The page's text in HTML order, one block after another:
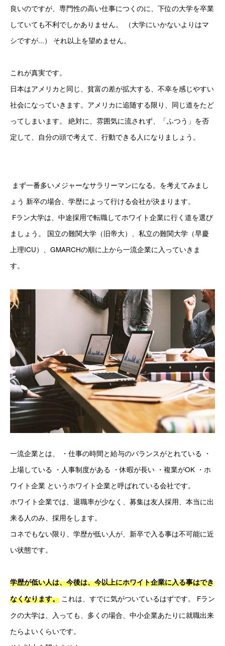
良いのですが、専門性の高い仕事につくのに、下位の大学を卒業
していても不利でしかありません。 （大学にいかないよりはマ
シですが...） それ以上を望めません。
これが真実です。
日本はアメリカと同じ、貧富の差が拡大する、不幸を感じやすい
社会になっていきます。アメリカに追随する限り、同じ道をたど
ってしまいます。 絶対に、雰囲気に流されず、「ふつう」を否
定して、自分の頭で考えて、行動できる人になりましょう。
まず一番多いメジャーなサラリーマンになる。を考えてみまし
ょう 新卒の場合、学歴によって行ける会社が決まります。
Fラン大学は、中途採用で転職してホワイト企業に行く道を選び
ましょう。 国立の難関大学（旧帝大）、私立の難関大学（早慶
上理ICU）、GMARCHの順に上から一流企業に入っていきま
す。
一流企業とは、 ・仕事の時間と給与のバランスがとれている ・
上場している ・人事制度がある ・休暇が長い ・複業がOK ・ホ
ワイト企業 というホワイト企業と呼ばれている会社です。
ホワイト企業では、退職率が少なく、募集は友人採用、本当に出
来る人のみ、採用をします。
コネでもない限り、学歴が低い人が、新卒で入る事は不可能に近
い状態です。
学歴が低い人は、今後は、今以上にホワイト企業に入る事はでき
なくなります。 これは、すでに気がついているはずです。 Fラン
クの大学は、入っても、多くの場合、中小企業あたりに就職出来
たらよいくらいです。